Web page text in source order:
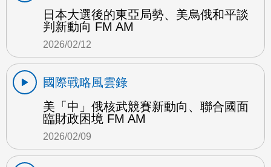
日本大選後的東亞局勢、美烏俄和平談
判新動向 FM AM
2026/02/12
國際戰略風雲錄
美「中」俄核武競賽新動向、聯合國面
臨財政困境 FM AM
2026/02/09